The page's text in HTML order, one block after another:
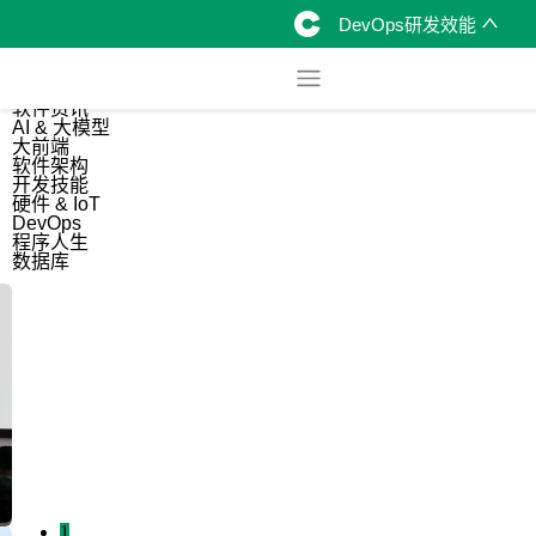
DevOps研发效能
软件资讯
AI & 大模型
大前端
软件架构
开发技能
硬件 & IoT
DevOps
程序人生
数据库
1